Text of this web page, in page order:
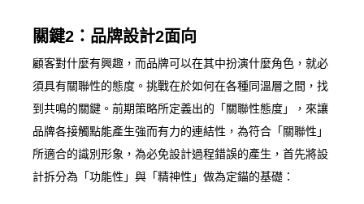
關鍵2：品牌設計2面向
顧客對什麼有興趣，而品牌可以在其中扮演什麼角色，就必
須具有關聯性的態度。挑戰在於如何在各種同溫層之間，找
到共鳴的關鍵。前期策略所定義出的「關聯性態度」，來讓
品牌各接觸點能產生強而有力的連結性，為符合「關聯性」
所適合的識別形象，為必免設計過程錯誤的產生，首先將設
計拆分為「功能性」與「精神性」做為定錨的基礎：